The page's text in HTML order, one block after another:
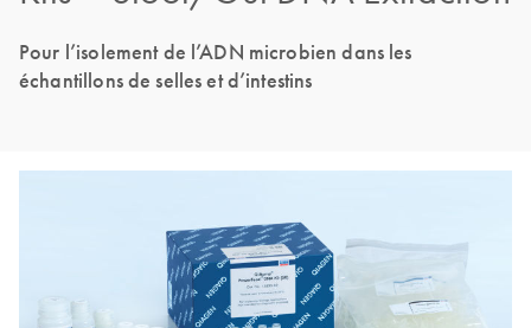
Pour l’isolement de l’ADN microbien dans les
échantillons de selles et d’intestins